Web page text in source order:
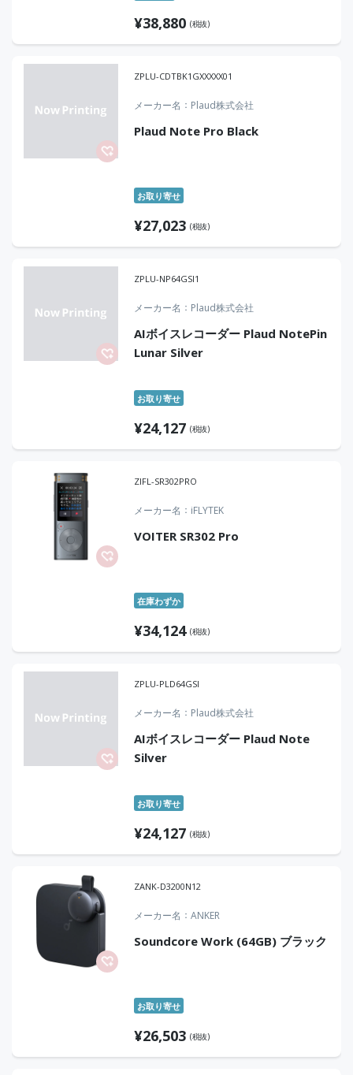
¥38,880 (税抜)
ZPLU-CDTBK1GXXXXX01
メーカー名 Plaud株式会社
Plaud Note Pro Black
お取り寄せ
¥27,023 (税抜)
ZPLU-NP64GSI1
メーカー名 Plaud株式会社
AIボイスレコーダー Plaud NotePin
Lunar Silver
お取り寄せ
¥24,127 (税抜)
ZIFL-SR302PRO
メーカー名 iFLYTEK
VOITER SR302 Pro
在庫わずか
¥34,124 (税抜)
ZPLU-PLD64GSI
メーカー名 Plaud株式会社
AIボイスレコーダー Plaud Note
Silver
お取り寄せ
¥24,127 (税抜)
ZANK-D3200N12
メーカー名 ANKER
Soundcore Work (64GB) ブラック
お取り寄せ
¥26,503 (税抜)